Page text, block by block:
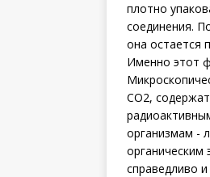
плотно
соединения.
она остается
Именно этот
СО2,
организмам -
справедливо